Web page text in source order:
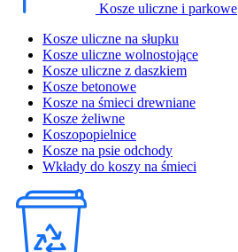
Kosze uliczne i parkowe
Kosze uliczne na słupku
Kosze uliczne wolnostojące
Kosze uliczne z daszkiem
Kosze betonowe
Kosze na śmieci drewniane
Kosze żeliwne
Koszopopielnice
Kosze na psie odchody
Wkłady do koszy na śmieci